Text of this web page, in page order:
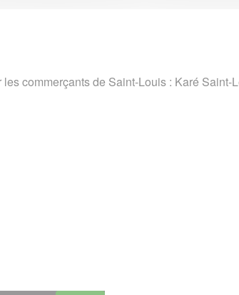
commerçants de Saint-Louis : Karé Saint-